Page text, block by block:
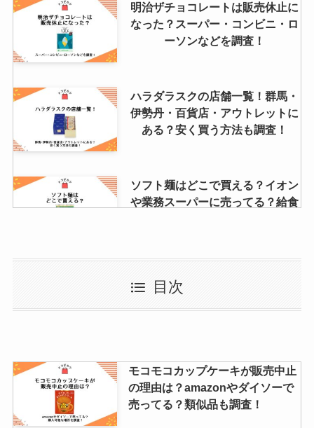
明治ザチョコレートは販売休止に
なった？スーパー・コンビニ・ロ
ーソンなどを調査！
ハラダラスクの店舗一覧！群馬・
伊勢丹・百貨店・アウトレットに
ある？安く買う方法も調査！
ソフト麺はどこで買える？イオン
や業務スーパーに売ってる？給食
ど100均やドンキでおもちゃは売
ってる？
ネオステリングリーンは販売中
止？理由は？ドラッグストアや薬
局で買える？
目次
モコモコカップケーキが販売中止
の理由は？amazonやダイソーで
売ってる？類似品も調査！